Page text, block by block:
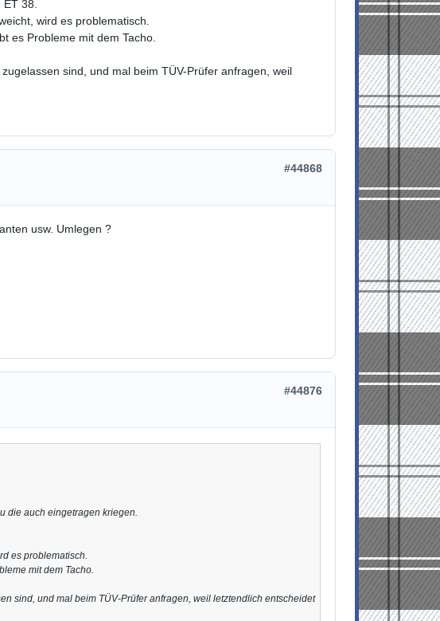
38.
wird es problematisch.
es Probleme mit dem Tacho.
sind, und mal beim TÜV-Prüfer anfragen, weil
#44868
usw. Umlegen ?
#44876
die auch eingetragen kriegen.
es problematisch.
mit dem Tacho.
sind, und mal beim TÜV-Prüfer anfragen, weil letztendlich entscheidet